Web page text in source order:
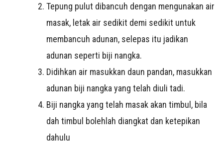
Tepung pulut dibancuh dengan mengunakan air
masak, letak air sedikit demi sedikit untuk
membancuh adunan, selepas itu jadikan
adunan seperti biji nangka.
Didihkan air masukkan daun pandan, masukkan
adunan biji nangka yang telah diuli tadi.
Biji nangka yang telah masak akan timbul, bila
dah timbul bolehlah diangkat dan ketepikan
dahulu